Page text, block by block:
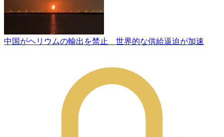
中国がヘリウムの輸出を禁止 世界的な供給逼迫が加速